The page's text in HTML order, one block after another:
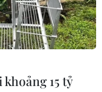
15 tỷ